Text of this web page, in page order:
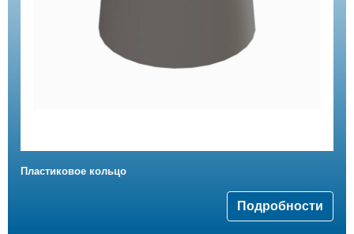
Пластиковое кольцо
Подробности